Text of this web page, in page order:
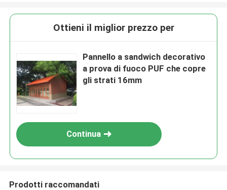
Ottieni il miglior prezzo per
Pannello a sandwich decorativo
a prova di fuoco PUF che copre
gli strati 16mm
Continua
Prodotti raccomandati